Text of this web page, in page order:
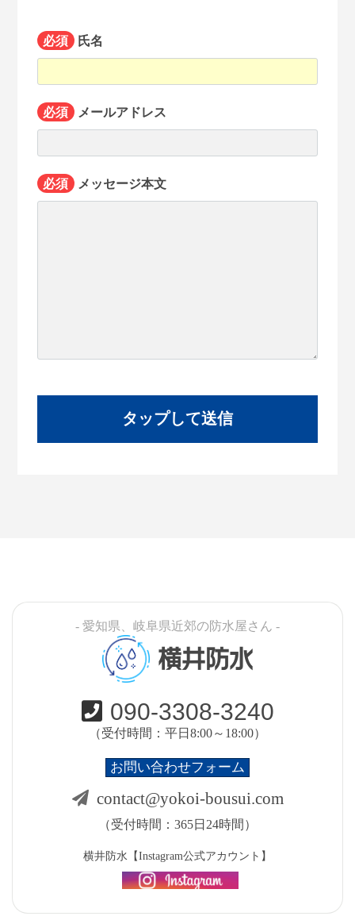
必須 氏名
必須 メールアドレス
必須 メッセージ本文
- 愛知県、岐阜県近郊の防水屋さん -
横井防水
090-3308-3240
（受付時間：平日8:00～18:00）
お問い合わせフォーム
contact@yokoi-bousui.com
（受付時間：365日24時間）
横井防水【Instagram公式アカウント】